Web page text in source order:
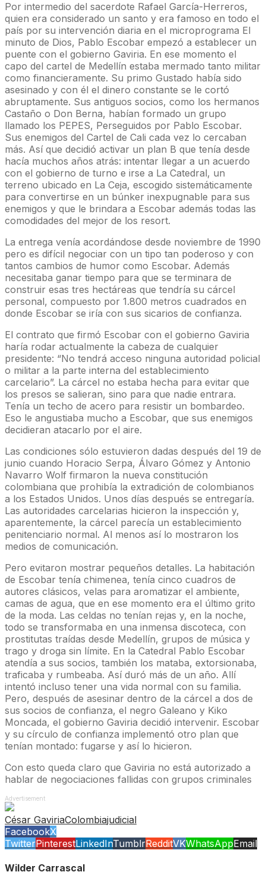
Por intermedio del sacerdote Rafael García-Herreros,
quien era considerado un santo y era famoso en todo el
país por su intervención diaria en el microprograma El
minuto de Dios, Pablo Escobar empezó a establecer un
puente con el gobierno Gaviria. En ese momento el
capo del cartel de Medellín estaba mermado tanto militar
como financieramente. Su primo Gustado había sido
asesinado y con él el dinero constante se le cortó
abruptamente. Sus antiguos socios, como los hermanos
Castaño o Don Berna, habían formado un grupo
llamado los PEPES, Perseguidos por Pablo Escobar.
Sus enemigos del Cartel de Cali cada vez lo cercaban
más. Así que decidió activar un plan B que tenía desde
hacía muchos años atrás: intentar llegar a un acuerdo
con el gobierno de turno e irse a La Catedral, un
terreno ubicado en La Ceja, escogido sistemáticamente
para convertirse en un búnker inexpugnable para sus
enemigos y que le brindara a Escobar además todas las
comodidades del mejor de los resort.
La entrega venía acordándose desde noviembre de 1990
pero es difícil negociar con un tipo tan poderoso y con
tantos cambios de humor como Escobar. Además
necesitaba ganar tiempo para que se terminara de
construir esas tres hectáreas que tendría su cárcel
personal, compuesto por 1.800 metros cuadrados en
donde Escobar se iría con sus sicarios de confianza.
El contrato que firmó Escobar con el gobierno Gaviria
haría rodar actualmente la cabeza de cualquier
presidente: “No tendrá acceso ninguna autoridad policial
o militar a la parte interna del establecimiento
carcelario”. La cárcel no estaba hecha para evitar que
los presos se salieran, sino para que nadie entrara.
Tenía un techo de acero para resistir un bombardeo.
Eso le angustiaba mucho a Escobar, que sus enemigos
decidieran atacarlo por el aire.
Las condiciones sólo estuvieron dadas después del 19 de
junio cuando Horacio Serpa, Álvaro Gómez y Antonio
Navarro Wolf firmaron la nueva constitución
colombiana que prohibía la extradición de colombianos
a los Estados Unidos. Unos días después se entregaría.
Las autoridades carcelarias hicieron la inspección y,
aparentemente, la cárcel parecía un establecimiento
penitenciario normal. Al menos así lo mostraron los
medios de comunicación.
Pero evitaron mostrar pequeños detalles. La habitación
de Escobar tenía chimenea, tenía cinco cuadros de
autores clásicos, velas para aromatizar el ambiente,
camas de agua, que en ese momento era el último grito
de la moda. Las celdas no tenían rejas y, en la noche,
todo se transformaba en una inmensa discoteca, con
prostitutas traídas desde Medellín, grupos de música y
trago y droga sin límite. En la Catedral Pablo Escobar
atendía a sus socios, también los mataba, extorsionaba,
traficaba y rumbeaba. Así duró más de un año. Allí
intentó incluso tener una vida normal con su familia.
Pero, después de asesinar dentro de la cárcel a dos de
sus socios de confianza, el negro Galeano y Kiko
Moncada, el gobierno Gaviria decidió intervenir. Escobar
y su círculo de confianza implementó otro plan que
tenían montado: fugarse y así lo hicieron.
Con esto queda claro que Gaviria no está autorizado a
hablar de negociaciones fallidas con grupos criminales
Advertisement
César GaviriaColombiajudicial
FacebookX
TwitterPinterestLinkedInTumblrRedditVKWhatsAppEmail
Wilder Carrascal